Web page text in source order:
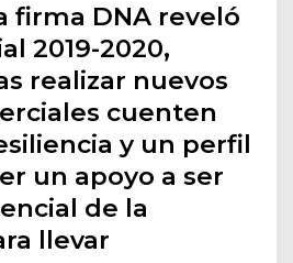
firma DNA reveló
2019-2020,
realizar nuevos
cuenten
y un perfil
un apoyo a ser
de la
llevar